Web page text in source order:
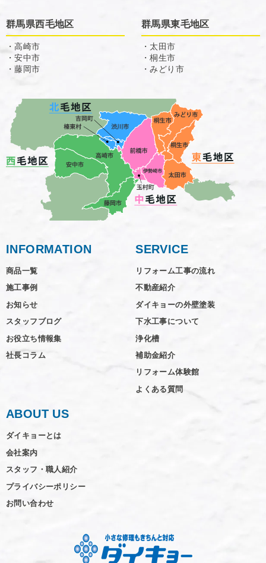
群馬県西毛地区
・高崎市
・安中市
・藤岡市
群馬県東毛地区
・太田市
・桐生市
・みどり市
INFORMATION
商品一覧
施工事例
お知らせ
スタッフブログ
お役立ち情報集
社長コラム
SERVICE
リフォーム工事の流れ
不動産紹介
ダイキョーの外壁塗装
下水工事について
浄化槽
補助金紹介
リフォーム体験館
よくある質問
ABOUT US
ダイキョーとは
会社案内
スタッフ・職人紹介
プライバシーポリシー
お問い合わせ